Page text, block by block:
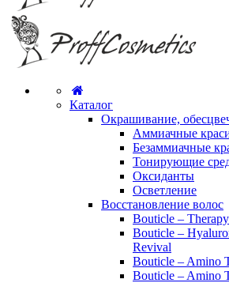
Каталог
Окрашивание,
Аммиачные
Безаммиачные
Тонирующие
Оксиданты
Осветление
Восстановление волос
Bouticle –
Bouticle –
Revival
Bouticle – Amino
Bouticle – Amino